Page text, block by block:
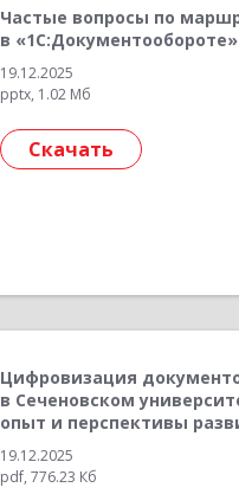
Частые вопросы по
в «1С:Документообороте»
19.12.2025
pptx, 1.02 Мб
Скачать
Цифровизация
в Сеченовском
опыт и перспективы
19.12.2025
pdf, 776.23 Кб